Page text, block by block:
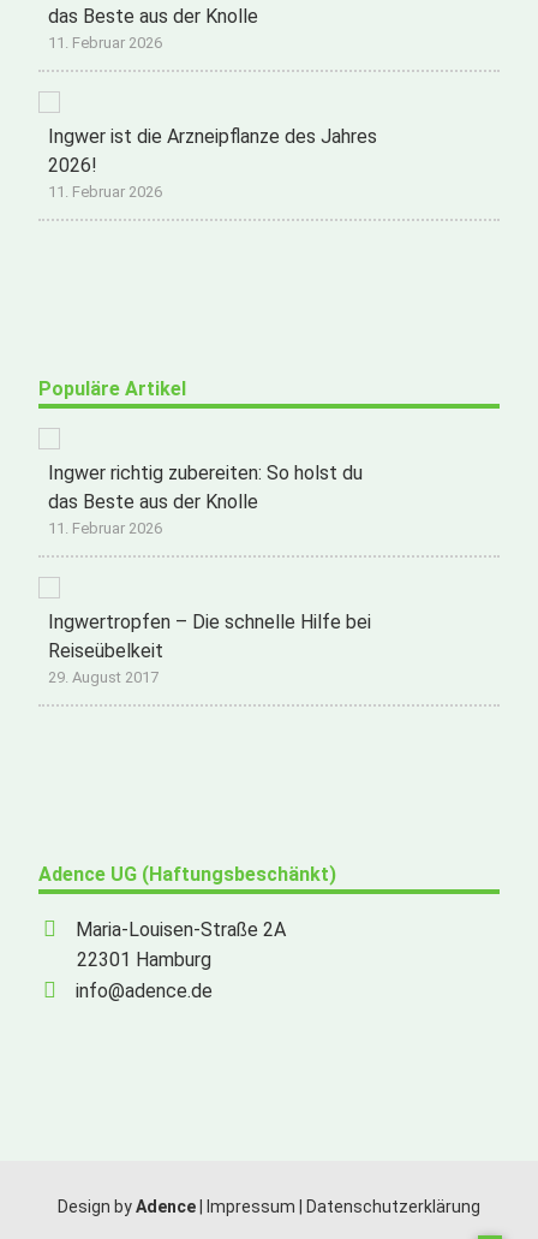
das Beste aus der Knolle
11. Februar 2026
Ingwer ist die Arzneipflanze des Jahres
2026!
11. Februar 2026
Populäre Artikel
Ingwer richtig zubereiten: So holst du
das Beste aus der Knolle
11. Februar 2026
Ingwertropfen – Die schnelle Hilfe bei
Reiseübelkeit
29. August 2017
Adence UG (Haftungsbeschänkt)
Maria-Louisen-Straße 2A
22301 Hamburg
info@adence.de
Design byAdence Impressum Datenschutzerklärung